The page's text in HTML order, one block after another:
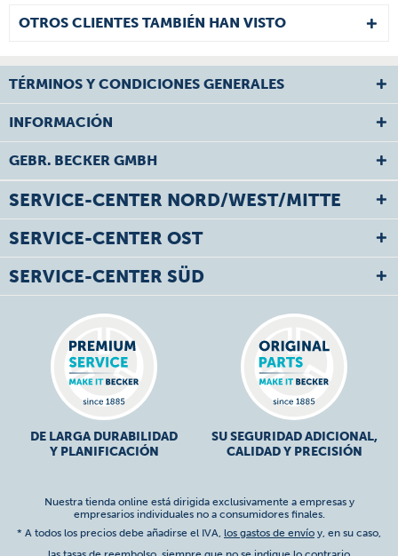
OTROS CLIENTES TAMBIÉN HAN VISTO
TÉRMINOS Y CONDICIONES GENERALES
INFORMACIÓN
GEBR. BECKER GMBH
SERVICE-CENTER NORD/WEST/MITTE
SERVICE-CENTER OST
SERVICE-CENTER SÜD
DE LARGA DURABILIDAD
Y PLANIFICACIÓN
SU SEGURIDAD ADICIONAL,
CALIDAD Y PRECISIÓN
Nuestra tienda online está dirigida exclusivamente a empresas y
empresarios individuales no a consumidores finales.
* A todos los precios debe añadirse el IVA, los gastos de envío y, en su caso,